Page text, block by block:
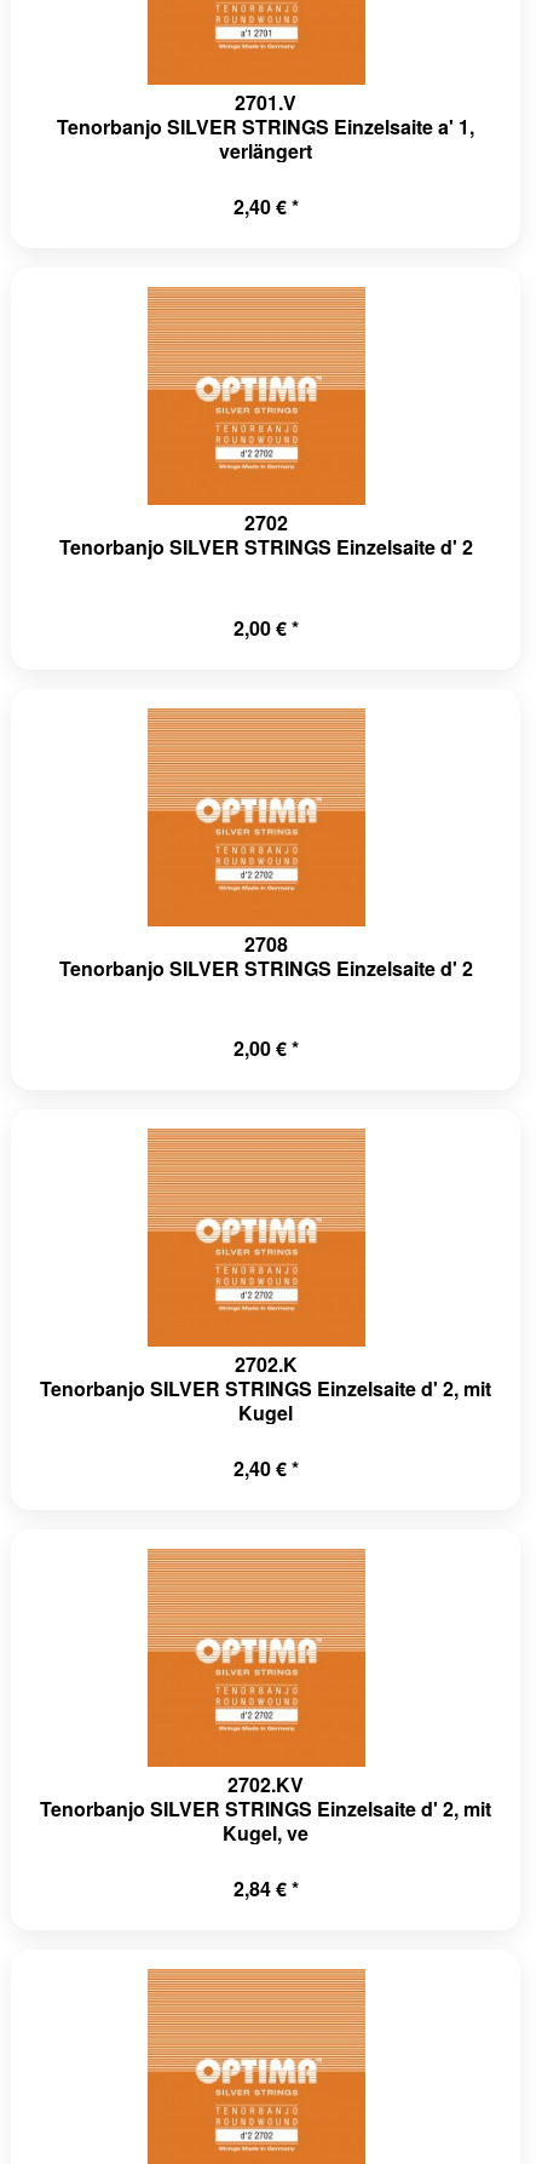
2701.V
Tenorbanjo SILVER STRINGS Einzelsaite a' 1,
verlängert
2,40 € *
2702
Tenorbanjo SILVER STRINGS Einzelsaite d' 2
2,00 € *
2708
Tenorbanjo SILVER STRINGS Einzelsaite d' 2
2,00 € *
2702.K
Tenorbanjo SILVER STRINGS Einzelsaite d' 2, mit
Kugel
2,40 € *
2702.KV
Tenorbanjo SILVER STRINGS Einzelsaite d' 2, mit
Kugel, ve
2,84 € *